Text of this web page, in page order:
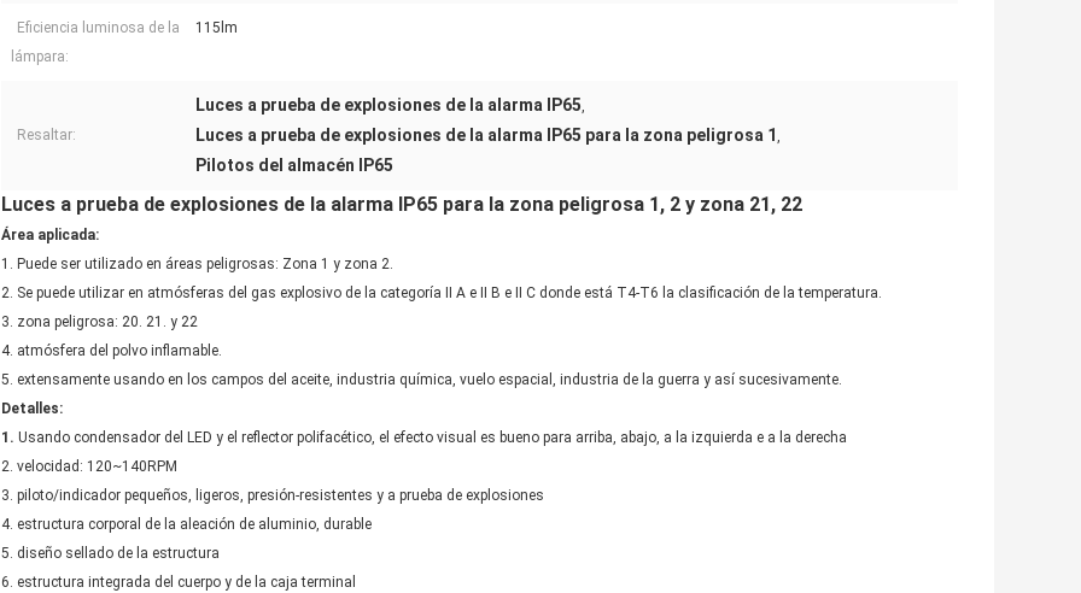
Eficiencia luminosa de la
lámpara:
115lm
Resaltar:
Luces a prueba de explosiones de la alarma IP65,
Luces a prueba de explosiones de la alarma IP65 para la zona peligrosa 1 ,
Pilotos del almacén IP65
Luces a prueba de explosiones de la alarma IP65 para la zona peligrosa 1, 2 y zona 21, 22
Área aplicada:
1. Puede ser utilizado en áreas peligrosas: Zona 1 y zona 2.
2. Se puede utilizar en atmósferas del gas explosivo de la categoría II A e II B e II C donde está T4-T6 la clasificación de la temperatura.
3. zona peligrosa: 20. 21. y 22
4. atmósfera del polvo inflamable.
5. extensamente usando en los campos del aceite, industria química, vuelo espacial, industria de la guerra y así sucesivamente.
Detalles:
1. Usando condensador del LED y el reflector polifacético, el efecto visual es bueno para arriba, abajo, a la izquierda e a la derecha
2. velocidad: 120~140RPM
3. piloto/indicador pequeños, ligeros, presión-resistentes y a prueba de explosiones
4. estructura corporal de la aleación de aluminio, durable
5. diseño sellado de la estructura
6. estructura integrada del cuerpo y de la caja terminal